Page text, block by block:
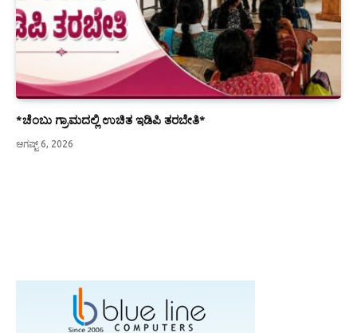
*ಚೆಂಬು ಗ್ರಾಮದಲ್ಲಿ ಉಚಿತ ಇಡಿಪಿ ತರಬೇತಿ*
ಆಗಷ್ಟ್ 6, 2026